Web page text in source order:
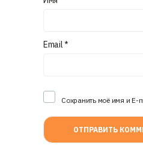
Email*
Сохранить моё имя и E-